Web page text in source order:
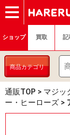
ショップ
買取
記事
デッキ検索
デッキ構築
選手一覧
店舗一覧
イベント
ヘルプ
お問い合わせ
ショップ 買取 記
商品カテゴリ
通販TOP > マジッ
ー・ヒーローズ >